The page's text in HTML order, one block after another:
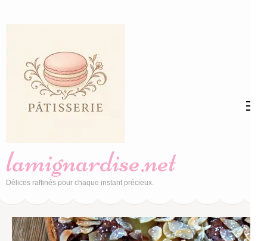
(Pressez
Entrée)
lamignardise.net
Délices raffinés pour chaque instant précieux.